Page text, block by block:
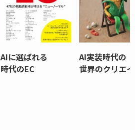
AIに選ばれる
時代のEC
AI実装時代の
世界のクリエ